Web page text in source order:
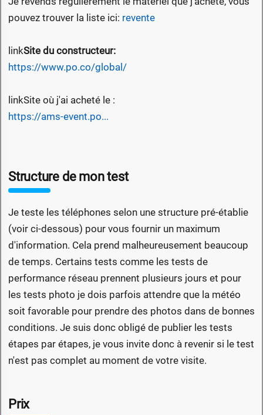
pouvez trouver la liste ici: revente
linkSite du constructeur:
https://www.po.co/global/
linkSite où j'ai acheté le :
https://ams-event.po...
Structure de mon test
Je teste les téléphones selon une structure pré-établie
(voir ci-dessous) pour vous fournir un maximum
d'information. Cela prend malheureusement beaucoup
de temps. Certains tests comme les tests de
performance réseau prennent plusieurs jours et pour
les tests photo je dois parfois attendre que la météo
soit favorable pour prendre des photos dans de bonnes
conditions. Je suis donc obligé de publier les tests
étapes par étapes, je vous invite donc à revenir si le test
n'est pas complet au moment de votre visite.
Prix